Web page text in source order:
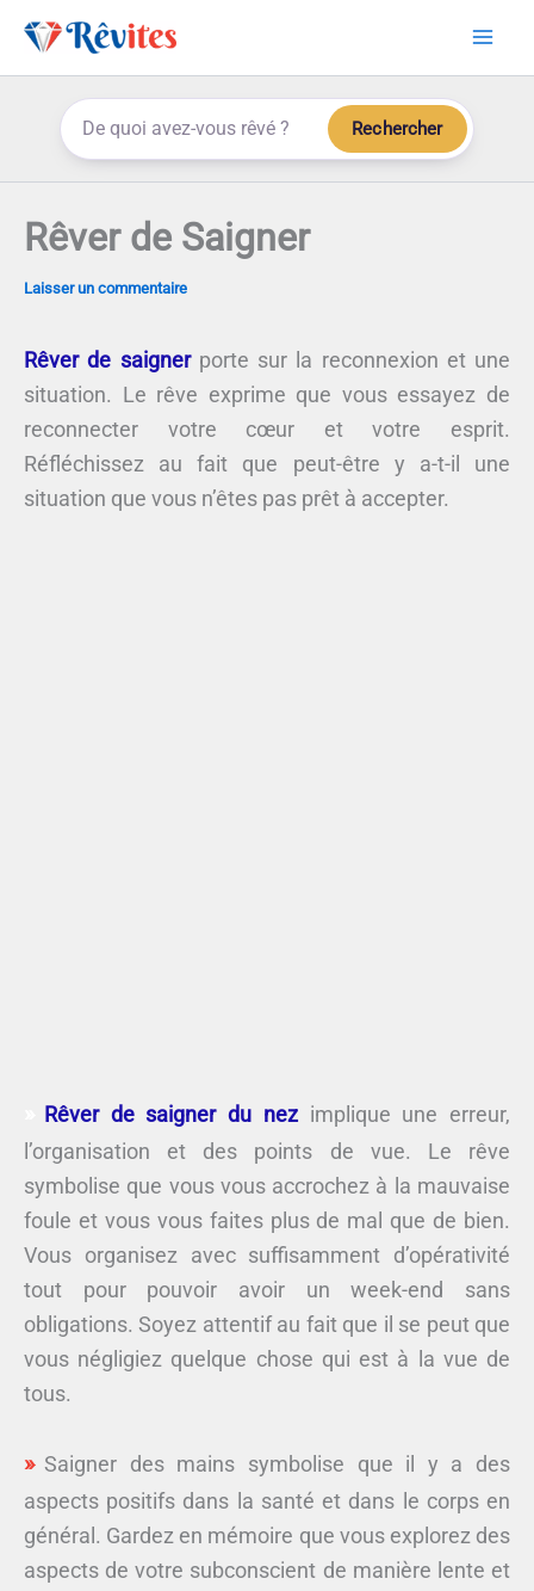
Aller
Rechercher
Rêver de Saigner
Laisser un commentaire
Rêver de saignerporte sur la reconnexion et une
situation. Le rêve exprime que vous essayez de
reconnecter votre cœur et votre esprit.
Réfléchissez au fait que peut-être y a-t-il une
situation que vous n’êtes pas prêt à accepter.
Rêver de saigner du nezimplique une erreur,
l’organisation et des points de vue. Le rêve
symbolise que vous vous accrochez à la mauvaise
foule et vous vous faites plus de mal que de bien.
Vous organisez avec suffisamment d’opérativité
tout pour pouvoir avoir un week-end sans
obligations. Soyez attentif au fait que il se peut que
vous négligiez quelque chose qui est à la vue de
tous.
Saigner des mains symbolise que il y a des
aspects positifs dans la santé et dans le corps en
général. Gardez en mémoire que vous explorez des
aspects de votre subconscient de manière lente et